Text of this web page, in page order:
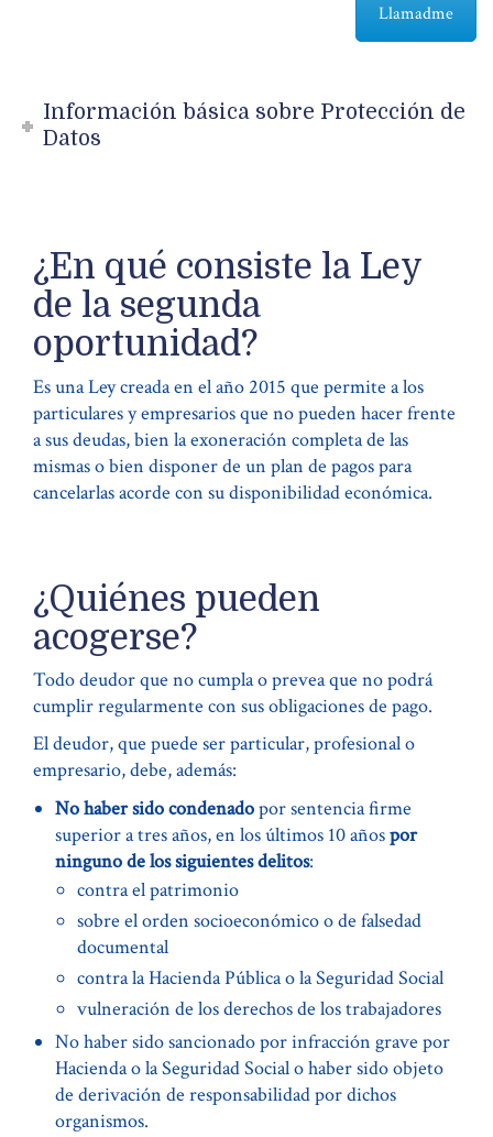
Información básica sobre Protección de
Datos
¿En qué consiste la Ley
de la segunda
oportunidad?
Es una Ley creada en el año 2015 que permite a los
particulares y empresarios que no pueden hacer frente
a sus deudas, bien la exoneración completa de las
mismas o bien disponer de un plan de pagos para
cancelarlas acorde con su disponibilidad económica.
¿Quiénes pueden
acogerse?
Todo deudor que no cumpla o prevea que no podrá
cumplir regularmente con sus obligaciones de pago.
El deudor, que puede ser particular, profesional o
empresario, debe, además:
No haber sido condenadopor sentencia firme
superior a tres años, en los últimos 10 añospor
ninguno de los siguientes delitos:
contra el patrimonio
sobre el orden socioeconómico o de falsedad
documental
contra la Hacienda Pública o la Seguridad Social
vulneración de los derechos de los trabajadores
No haber sido sancionado por infracción grave por
Hacienda o la Seguridad Social o haber sido objeto
de derivación de responsabilidad por dichos
organismos.